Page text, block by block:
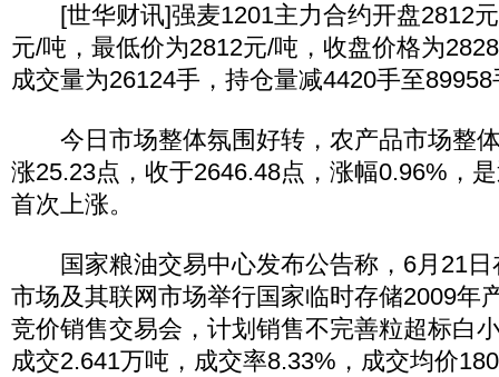
[世华财讯]强麦1201主力合约开盘2812元
元/吨，最低价为2812元/吨，收盘价格为
成交量为26124手，持仓量减4420手至89958
今日市场整体氛围好转，农产品市场整
涨25.23点，收于2646.48点，涨幅0.96%，
首次上涨。
国家粮油交易中心发布公告称，6月21日
市场及其联网市场举行国家临时存储2009年
竞价销售交易会，计划销售不完善粒超标白
成交2.641万吨，成交率8.33%，成交均价